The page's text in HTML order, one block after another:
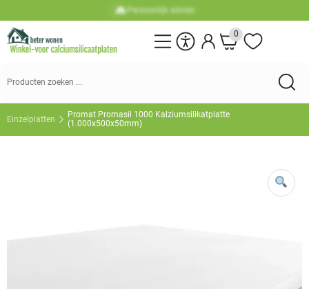
Inzameling mogelijk
0
Suchen
Einzelplatten
Promat Promasil 1000 Kalziumsilikatplatte
(1.000x500x50mm)